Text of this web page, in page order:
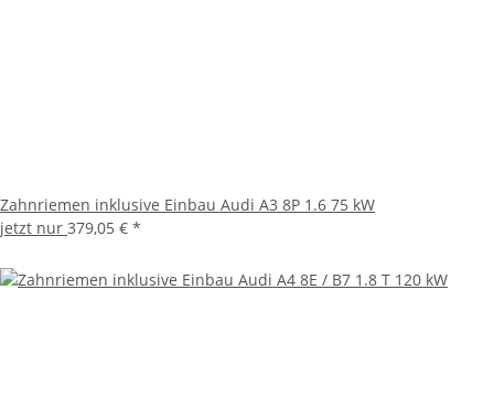
Zahnriemen inklusive Einbau Audi A3 8P 1.6 75 kW
jetzt nur 379,05 € *